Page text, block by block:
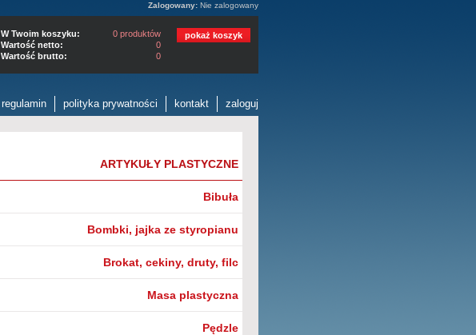
Zalogowany: Nie zalogowany
W Twoim koszyku:
0 produktów
Wartość netto:
0
Wartość brutto:
0
pokaż koszyk
regulamin polityka prywatności kontakt zaloguj
ARTYKUŁY PLASTYCZNE
Bibuła
Bombki, jajka ze styropianu
Brokat, cekiny, druty, filc
Masa plastyczna
Pędzle